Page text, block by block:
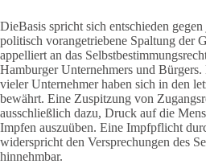
DieBasis spricht sich entschieden
politisch vorangetriebene Spaltung der
appelliert an das
Hamburger Unternehmers und
vieler Unternehmer haben sich in den
bewährt. Eine Zuspitzung von
ausschließlich dazu, Druck auf die
Impfen auszuüben. Eine Impfpflicht
widerspricht den Versprechungen des
hinnehmbar.